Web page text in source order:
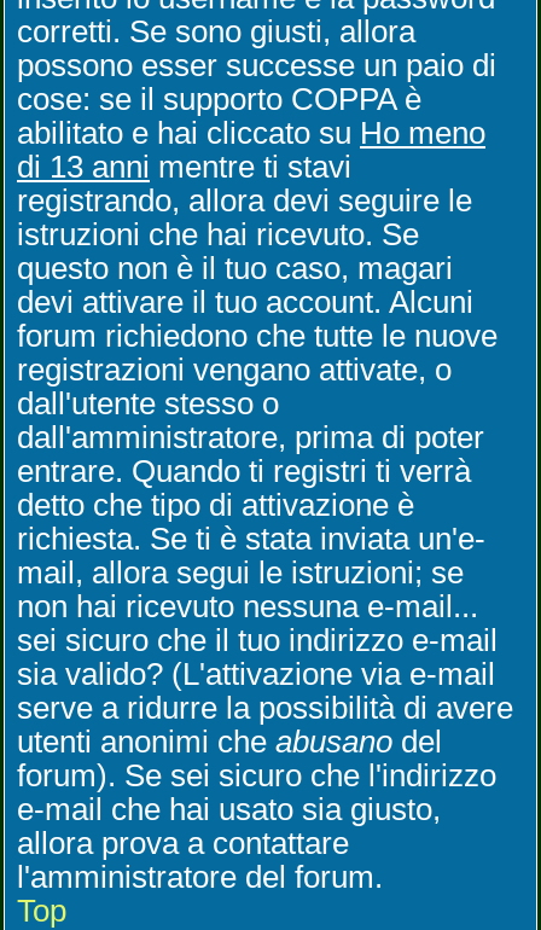
corretti. Se sono giusti, allora
possono esser successe un paio di
cose: se il supporto COPPA è
abilitato e hai cliccato su Ho meno
di 13 anni mentre ti stavi
registrando, allora devi seguire le
istruzioni che hai ricevuto. Se
questo non è il tuo caso, magari
devi attivare il tuo account. Alcuni
forum richiedono che tutte le nuove
registrazioni vengano attivate, o
dall'utente stesso o
dall'amministratore, prima di poter
entrare. Quando ti registri ti verrà
detto che tipo di attivazione è
richiesta. Se ti è stata inviata un'e-
mail, allora segui le istruzioni; se
non hai ricevuto nessuna e-mail...
sei sicuro che il tuo indirizzo e-mail
sia valido? (L'attivazione via e-mail
serve a ridurre la possibilità di avere
utenti anonimi che abusano del
forum). Se sei sicuro che l'indirizzo
e-mail che hai usato sia giusto,
allora prova a contattare
l'amministratore del forum.
Top